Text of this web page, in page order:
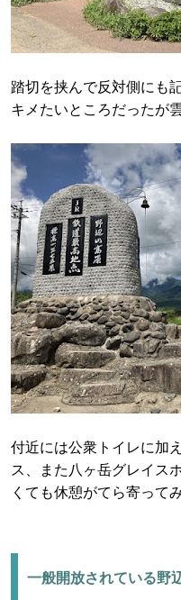
踏切を挟んで反対側にも
キメたいところだったが
付近には公衆トイレに加
ス、また八ヶ岳グレイス
くても休憩がてら寄って
一般開放されている野